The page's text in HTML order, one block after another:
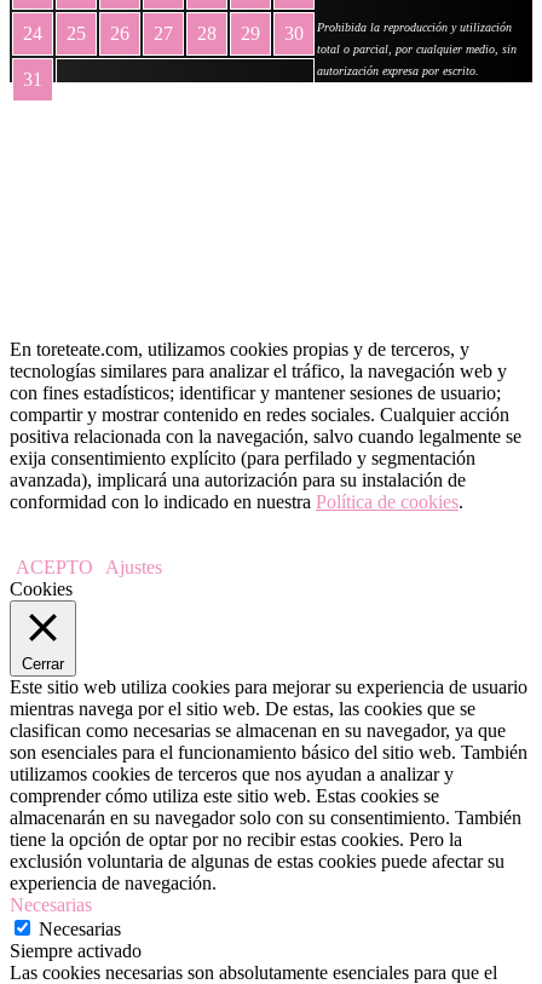
24 25 26 27 28 29 30
31
Prohibida la reproducción y utilización
total o parcial, por cualquier medio, sin
autorización expresa por escrito.
En toreteate.com, utilizamos cookies propias y de terceros, y
tecnologías similares para analizar el tráfico, la navegación web y
con fines estadísticos; identificar y mantener sesiones de usuario;
compartir y mostrar contenido en redes sociales. Cualquier acción
positiva relacionada con la navegación, salvo cuando legalmente se
exija consentimiento explícito (para perfilado y segmentación
avanzada), implicará una autorización para su instalación de
conformidad con lo indicado en nuestra Política de cookies.
ACEPTO
Ajustes
Cookies
Cerrar
Este sitio web utiliza cookies para mejorar su experiencia de usuario
mientras navega por el sitio web. De estas, las cookies que se
clasifican como necesarias se almacenan en su navegador, ya que
son esenciales para el funcionamiento básico del sitio web. También
utilizamos cookies de terceros que nos ayudan a analizar y
comprender cómo utiliza este sitio web. Estas cookies se
almacenarán en su navegador solo con su consentimiento. También
tiene la opción de optar por no recibir estas cookies. Pero la
exclusión voluntaria de algunas de estas cookies puede afectar su
experiencia de navegación.
Necesarias
Necesarias
Siempre activado
Las cookies necesarias son absolutamente esenciales para que el